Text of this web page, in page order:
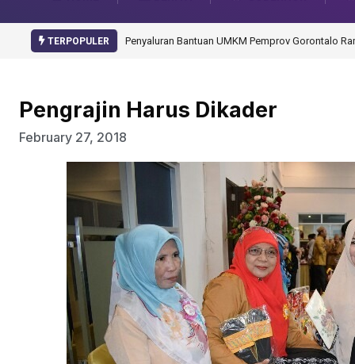
TERPOPULER Gorontalo Ikut Dukung Program SMA Unggul
Pengrajin Harus Dikader
February 27, 2018